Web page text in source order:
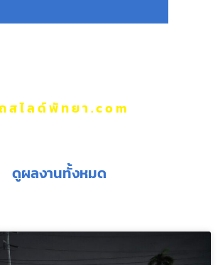
สไลด์พัทยา.com
ดูผลงานทั้งหมด